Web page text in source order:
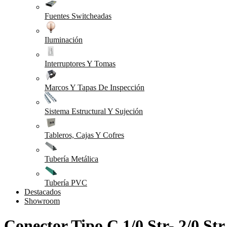
Fuentes Switcheadas
Iluminación
Interruptores Y Tomas
Marcos Y Tapas De Inspección
Sistema Estructural Y Sujeción
Tableros, Cajas Y Cofres
Tubería Metálica
Tubería PVC
Destacados
Showroom